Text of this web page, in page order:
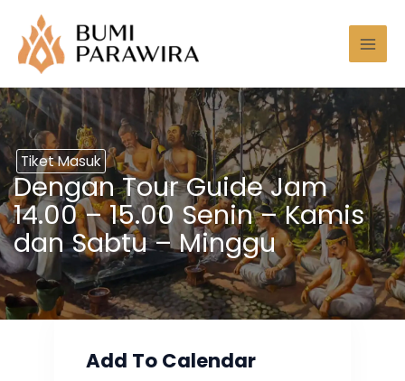
konten
Tiket Masuk
Dengan Tour Guide Jam
14.00 – 15.00 Senin – Kamis
dan Sabtu – Minggu
Add To Calendar